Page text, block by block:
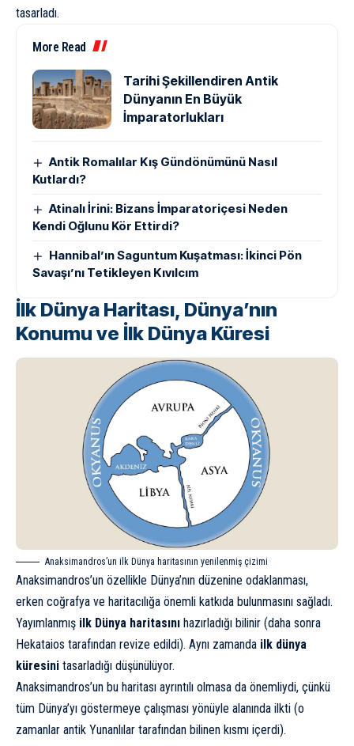
tasarladı.
More Read
Tarihi Şekillendiren Antik
Dünyanın En Büyük
İmparatorlukları
Antik Romalılar Kış Gündönümünü Nasıl
Kutlardı?
Atinalı İrini: Bizans İmparatoriçesi Neden
Kendi Oğlunu Kör Ettirdi?
Hannibal’ın Saguntum Kuşatması: İkinci Pön
Savaşı’nı Tetikleyen Kıvılcım
İlk Dünya Haritası, Dünya’nın
Konumu ve İlk Dünya Küresi
Anaksimandros’un ilk Dünya haritasının yenilenmiş çizimi
Anaksimandros’un özellikle Dünya’nın düzenine odaklanması,
erken coğrafya ve haritacılığa önemli katkıda bulunmasını sağladı.
Yayımlanmış ilk Dünya haritasını hazırladığı bilinir (daha sonra
Hekataios tarafından revize edildi). Aynı zamanda ilk dünya
küresini tasarladığı düşünülüyor.
Anaksimandros’un bu haritası ayrıntılı olmasa da önemliydi, çünkü
tüm Dünya’yı göstermeye çalışması yönüyle alanında ilkti (o
zamanlar antik Yunanlılar tarafından bilinen kısmı içerdi).